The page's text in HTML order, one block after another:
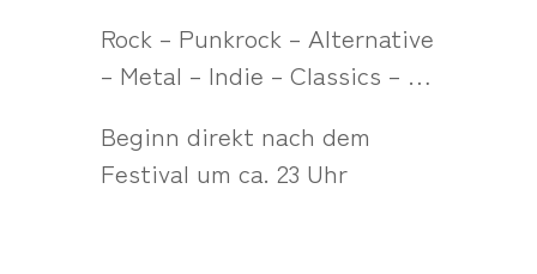
Rock – Punkrock – Alternative
– Metal – Indie – Classics – …
Beginn direkt nach dem
Festival um ca. 23 Uhr